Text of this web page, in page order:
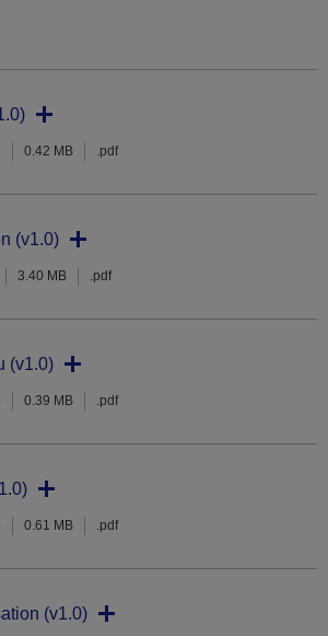
0.42 MB .pdf
(v1.0)
3.40 MB .pdf
(v1.0)
0.39 MB .pdf
0.61 MB .pdf
(v1.0)